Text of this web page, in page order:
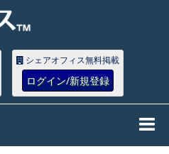
シェアオフィス無料掲載
ログイン/新規登録